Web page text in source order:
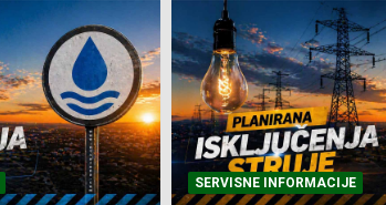
SVE VIJESTI VRIJEME